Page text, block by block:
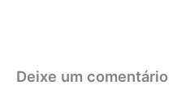
Deixe um comentário